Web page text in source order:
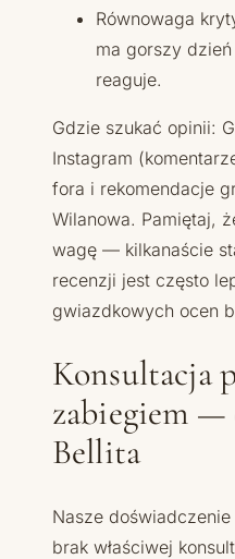
Równowaga
ma gorszy
reaguje.
Gdzie szukać opinii:
Instagram
fora i rekomendacje
Wilanowa. Pamiętaj,
wagę — kilkanaście
recenzji jest często
gwiazdkowych ocen
Konsultacja
zabiegiem —
Bellita
Nasze
brak właściwej